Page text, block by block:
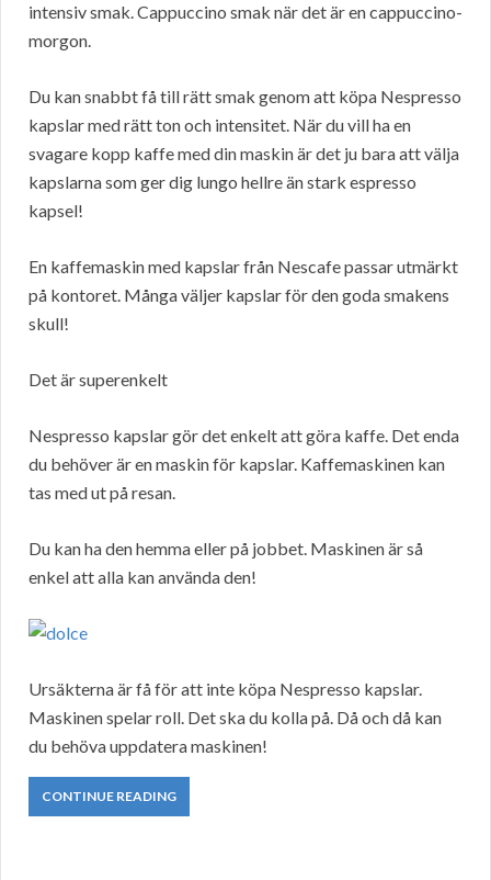
intensiv smak. Cappuccino smak när det är en cappuccino-
morgon.
Du kan snabbt få till rätt smak genom att köpa Nespresso
kapslar med rätt ton och intensitet. När du vill ha en
svagare kopp kaffe med din maskin är det ju bara att välja
kapslarna som ger dig lungo hellre än stark espresso
kapsel!
En kaffemaskin med kapslar från Nescafe passar utmärkt
på kontoret. Många väljer kapslar för den goda smakens
skull!
Det är superenkelt
Nespresso kapslar gör det enkelt att göra kaffe. Det enda
du behöver är en maskin för kapslar. Kaffemaskinen kan
tas med ut på resan.
Du kan ha den hemma eller på jobbet. Maskinen är så
enkel att alla kan använda den!
Ursäkterna är få för att inte köpa Nespresso kapslar.
Maskinen spelar roll. Det ska du kolla på. Då och då kan
du behöva uppdatera maskinen!
CONTINUE READING